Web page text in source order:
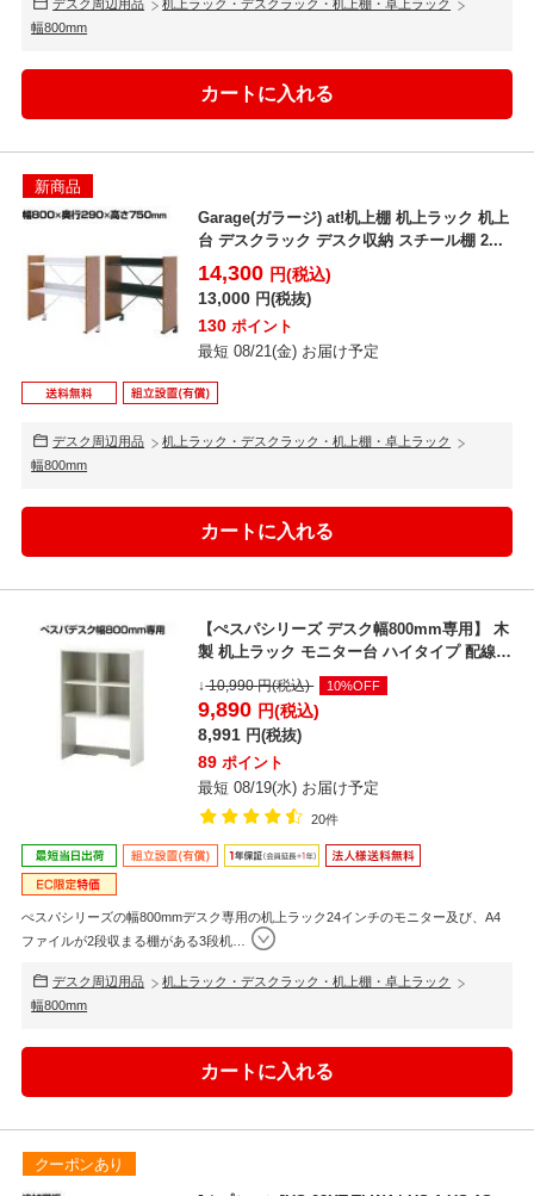
デスク周辺用品
机上ラック・デスクラック・机上棚・卓上ラック
幅800mm
新商品
Garage(ガラージ) at!机上棚 机上ラック 机上
台 デスクラック デスク収納 スチール棚 2...
14,300 円(税込)
13,000 円(税抜)
130 ポイント
最短 08/21(金) お届け予定
デスク周辺用品
机上ラック・デスクラック・机上棚・卓上ラック
幅800mm
【ぺスパシリーズ デスク幅800mm専用】 木
製 机上ラック モニター台 ハイタイプ 配線機
↓10,990円(税込) 10%OFF
9,890 円(税込)
8,991 円(税抜)
89 ポイント
最短 08/19(水) お届け予定
20件
ぺスパシリーズの幅800mmデスク専用の机上ラック24インチのモニター及び、A4
ファイルが2段収まる棚がある3段机…
デスク周辺用品
机上ラック・デスクラック・机上棚・卓上ラック
幅800mm
クーポンあり